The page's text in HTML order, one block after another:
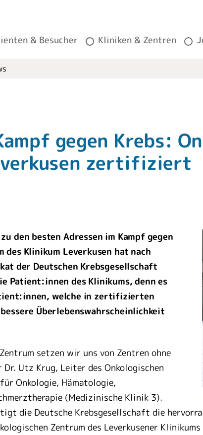
& Besucher Kliniken & Zentren
gegen Krebs:
zertifiziert
den besten Adressen im Kampf gegen
des Klinikum Leverkusen hat nach
der Deutschen Krebsgesellschaft
Patient:innen des Klinikums, denn es
welche in zertifizierten
Überlebenswahrscheinlichkeit
setzen wir uns von Zentren ohne
Utz Krug, Leiter des Onkologischen
Onkologie, Hämatologie,
(Medizinische Klinik 3).
die Deutsche Krebsgesellschaft die
Zentrum des Leverkusener